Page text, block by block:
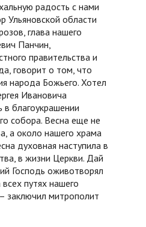
радость с нами
Ульяновской области
глава нашего
Панчин,
правительства и
говорит о том, что
народа Божьего. Хотел
Ивановича
благоукрашении
собора. Весна еще не
а около нашего храма
духовная наступила в
в жизни Церкви. Дай
Господь оживотворял
путях нашего
заключил митрополит